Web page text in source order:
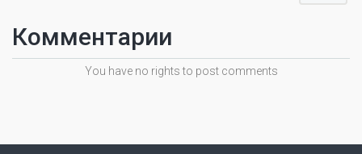
Комментарии
You have no rights to post comments